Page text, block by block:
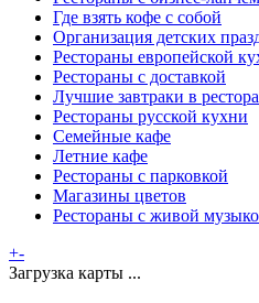
Где взять кофе с собой
Организация детских
Рестораны европейской
Рестораны с доставкой
Лучшие завтраки в
Рестораны русской кухни
Семейные кафе
Летние кафе
Рестораны с парковкой
Магазины цветов
Рестораны с живой
+-
Загрузка карты ...